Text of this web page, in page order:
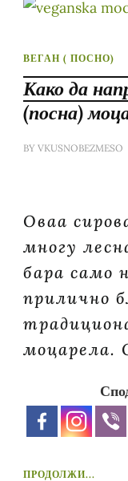
ВЕГАН ( ПОСНО)
Како да
(посна)
BY VKUSNOBEZMESO
Оваа
многу
бара само
прилично
моцарела.
ПРОДОЛЖИ...